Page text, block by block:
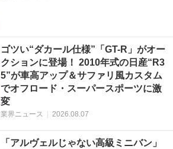
ゴツい“ダカール仕様”「GT-R」がオー
クションに登場！ 2010年式の日産“R3
5”が車高アップ＆サファリ風カスタム
でオフロード・スーパースポーツに激
変
業界ニュース 2026.08.07
「アルヴェルじゃない高級ミニバン」